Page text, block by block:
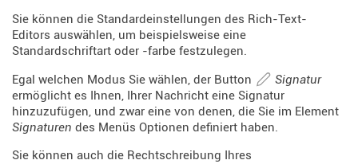
Sie können die Standardeinstellungen des Rich-Text-
Editors auswählen, um beispielsweise eine
Standardschriftart oder -farbe festzulegen.
Egal welchen Modus Sie wählen, der Button
Signatur
ermöglicht es Ihnen, Ihrer Nachricht eine Signatur
hinzuzufügen, und zwar eine von denen, die Sie im Element
Signaturen des Menüs Optionen definiert haben.
Sie können auch die Rechtschreibung Ihres